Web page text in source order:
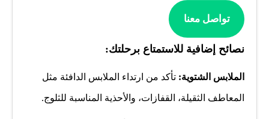
تواصل معنا
:نصائح إضافية للاستمتاع برحلتك
الملابس الشتوية: تأكد من ارتداء الملابس الدافئة مثل
المعاطف الثقيلة، القفازات، والأحذية المناسبة للثلوج.